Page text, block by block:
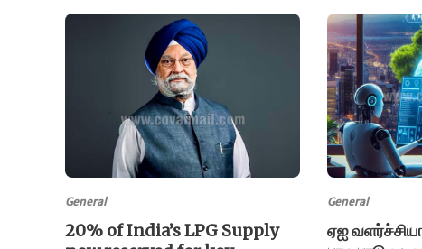
General
20% of India’s LPG Supply
General
ஏஐ